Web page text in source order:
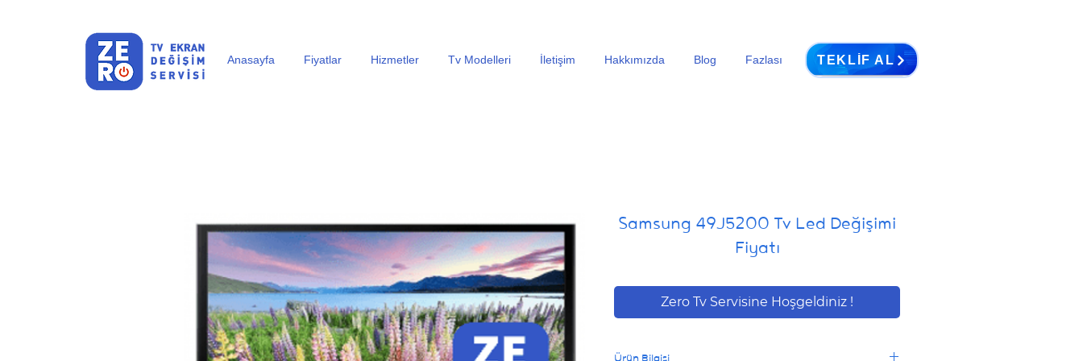
TEKLIF AL
Anasayfa Fiyatlar Hizmetler Tv Modelleri İletişim Hakkımızda Blog Fazlası
Samsung 49J5200 Tv Led Değişimi
Fiyatı
Zero Tv Servisine Hoşgeldiniz !